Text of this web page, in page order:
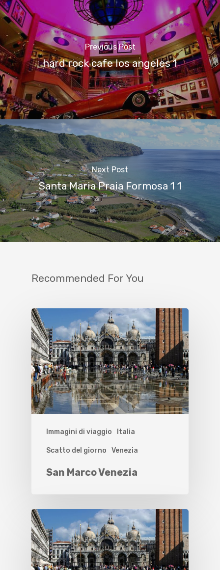
Previous Post
hard rock cafe los angeles 1
Next Post
Santa Maria Praia Formosa 1 1
Recommended For You
Immagini di viaggio Italia
Scatto del giorno Venezia
San Marco Venezia